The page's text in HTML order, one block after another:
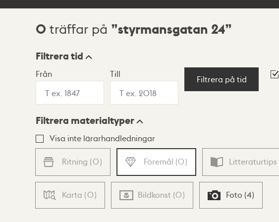
Sökresultat
0 träffar på styrmansgatan 24
Visningsläge
Lista Karta
Filtrera tid
Från Till
Filtrera på tid
Filtrera materialtyper
Visa inte lärarhandledningar
Ritning (0) Föremål (0) Litteraturtips
Karta (0) Bildkonst (0) Foto (4)